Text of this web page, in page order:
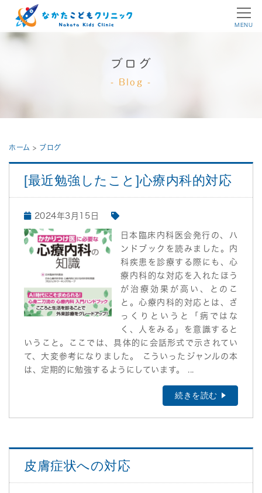
MENU
ブログ
Blog
ホーム > ブログ
[最近勉強したこと]心療内科的対応
2024年3月15日
日本臨床内科医会発行の、ハ
ンドブックを読みました。内
科疾患を診療する際にも、心
療内科的な対応を入れたほう
が治療効果が高い、とのこ
と。心療内科的対応とは、ざ
っくりというと「病ではな
く、人をみる」を意識すると
いうこと。ここでは、具体的に会話形式で示されてい
て、大変参考になりました。 こういったジャンルの本
は、定期的に勉強するようにしています。 ...
続きを読む
皮膚症状への対応